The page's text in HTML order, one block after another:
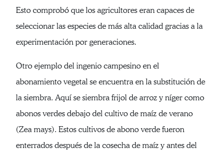
Esto comprobó que los agricultores eran capaces de
seleccionar las especies de más alta calidad gracias a la
experimentación por generaciones.
Otro ejemplo del ingenio campesino en el
abonamiento vegetal se encuentra en la substitución de
la siembra. Aquí se siembra frijol de arroz y níger como
abonos verdes debajo del cultivo de maíz de verano
(Zea mays). Estos cultivos de abono verde fueron
enterrados después de la cosecha de maíz y antes del